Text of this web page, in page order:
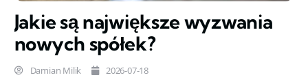
Jakie są największe wyzwania
nowych spółek?
Damian Milik 2026-07-18